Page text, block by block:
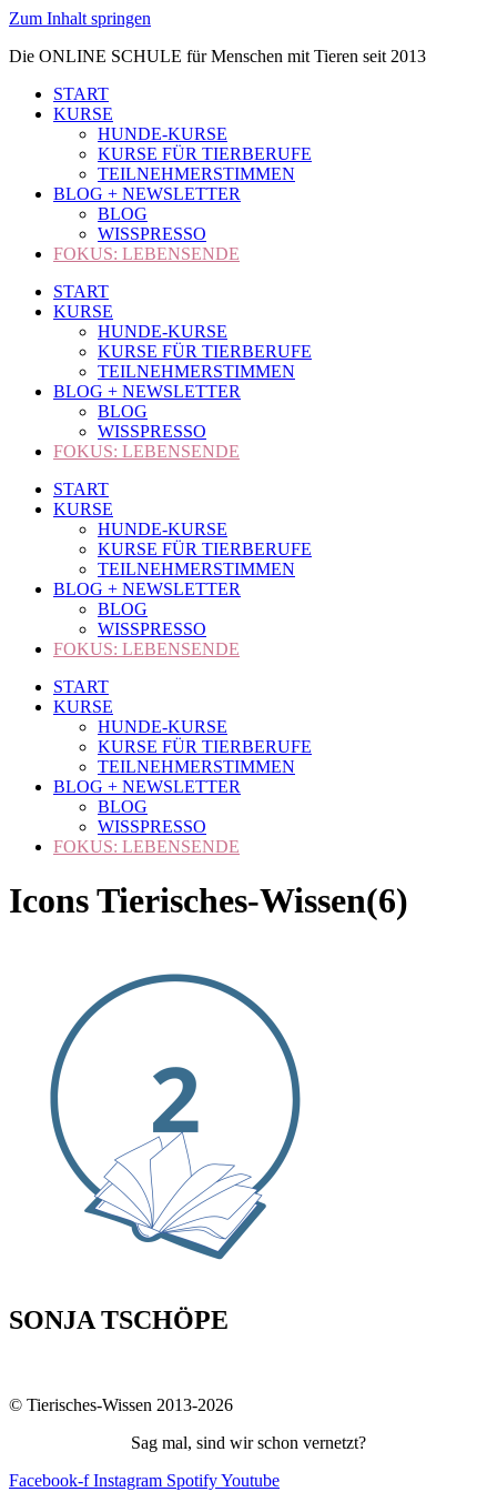
Zum Inhalt springen
Die ONLINE SCHULE für Menschen mit Tieren seit 2013
START
KURSE
HUNDE-KURSE
KURSE FÜR TIERBERUFE
TEILNEHMERSTIMMEN
BLOG + NEWSLETTER
BLOG
WISSPRESSO
FOKUS: LEBENSENDE
START
KURSE
HUNDE-KURSE
KURSE FÜR TIERBERUFE
TEILNEHMERSTIMMEN
BLOG + NEWSLETTER
BLOG
WISSPRESSO
FOKUS: LEBENSENDE
START
KURSE
HUNDE-KURSE
KURSE FÜR TIERBERUFE
TEILNEHMERSTIMMEN
BLOG + NEWSLETTER
BLOG
WISSPRESSO
FOKUS: LEBENSENDE
START
KURSE
HUNDE-KURSE
KURSE FÜR TIERBERUFE
TEILNEHMERSTIMMEN
BLOG + NEWSLETTER
BLOG
WISSPRESSO
FOKUS: LEBENSENDE
Icons Tierisches-Wissen(6)
SONJA TSCHÖPE
© Tierisches-Wissen 2013-2026
Sag mal, sind wir schon vernetzt?
Facebook-f Instagram SpotifyYoutube